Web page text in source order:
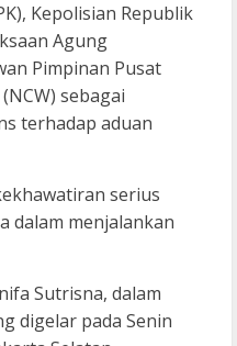
Kepolisian Republik
Agung
Pimpinan Pusat
sebagai
terhadap aduan
serius
dalam menjalankan
Sutrisna, dalam
digelar pada Senin